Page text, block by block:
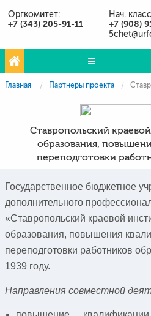
Оргкомитет: Нач.
+7 (343) 205-91-11 +7 (908)
Олимпиады
Партнёры
Контакты
Фото и видео
Публикации о нас
Вопросы и ответы
Главная Партнеры проекта Ставропольский
Ставропольский
образования,
переподготовки
Государственное бюджетное
дополнительного
«Ставропольский краевой
образования, повышения
переподготовки работников
1939 году.
Направления совместной